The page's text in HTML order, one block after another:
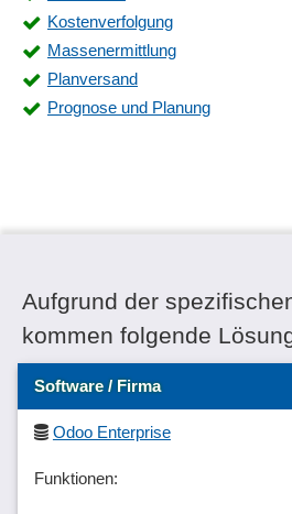
Kostenverfolgung
Massenermittlung
Planversand
Prognose und Planung
Aufgrund der
kommen folgende
Software / Firma
Odoo Enterprise